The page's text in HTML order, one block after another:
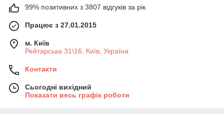
99% позитивних з 3807 відгуків за рік
Працює з 27.01.2015
м. Київ
Рейтарська 31\16, Київ, Україна
Контакти
Сьогодні вихідний
Показати весь графік роботи